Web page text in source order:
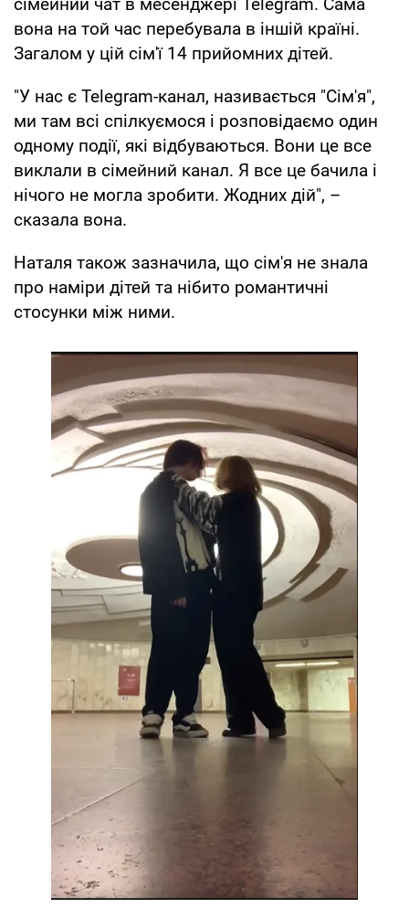
вона на той час перебувала в іншій країні.
Загалом у цій сім'ї 14 прийомних дітей.
"У нас є Telegram-канал, називається "Сім'я",
ми там всі спілкуємося і розповідаємо один
одному події, які відбуваються. Вони це все
виклали в сімейний канал. Я все це бачила і
нічого не могла зробити. Жодних дій", –
сказала вона.
Наталя також зазначила, що сім'я не знала
про наміри дітей та нібито романтичні
стосунки між ними.